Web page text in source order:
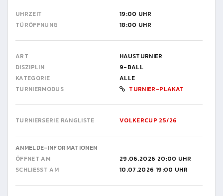
UHRZEIT
19:00 UHR
TÜRÖFFNUNG
18:00 UHR
ART
HAUSTURNIER
DISZIPLIN
9-BALL
KATEGORIE
ALLE
TURNIERMODUS
TURNIER-PLAKAT
TURNIERSERIE RANGLISTE VOLKERCUP 25/26
ANMELDE-INFORMATIONEN
ÖFFNET AM
29.06.2026 20:00 UHR
SCHLIESST AM
10.07.2026 19:00 UHR